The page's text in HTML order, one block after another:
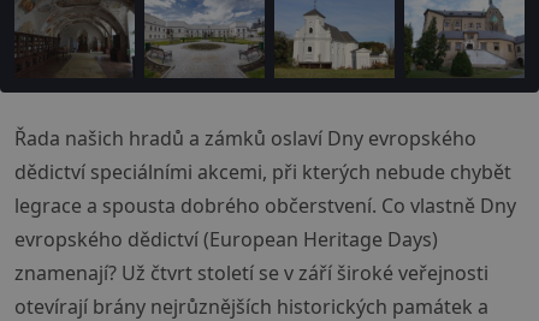
Řada našich hradů a zámků oslaví Dny evropského
dědictví speciálními akcemi, při kterých nebude chybět
legrace a spousta dobrého občerstvení. Co vlastně Dny
evropského dědictví (European Heritage Days)
znamenají? Už čtvrt století se v září široké veřejnosti
otevírají brány nejrůznějších historických památek a